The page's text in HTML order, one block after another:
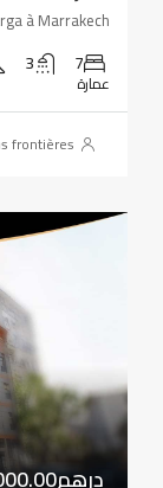
à Marrakech
7
3
عمارة
frontières
3 100 000.00درهم